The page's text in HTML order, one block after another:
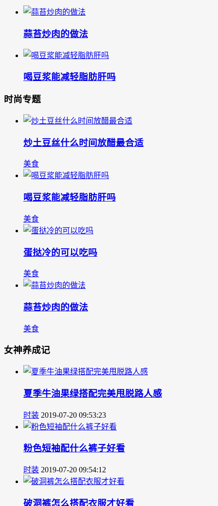
蒜苔炒肉的做法
喝豆浆能减轻脂肪肝吗
时尚专题
炒土豆丝什么时间放醋最合适
美食
喝豆浆能减轻脂肪肝吗
美食
蛋挞冷的可以吃吗
美食
蒜苔炒肉的做法
美食
女神养成记
夏季牛油果绿搭配完美甩脱路人感
时装 2019-07-20 09:53:23
粉色短袖配什么裤子好看
时装 2019-07-20 09:54:12
破洞裤怎么搭配衣服才好看